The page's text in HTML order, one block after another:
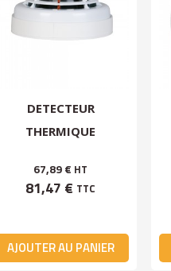
DETECTEUR
THERMIQUE
CAP212
67,89 € HT
81,47 € TTC
AJOUTER AU PANIER